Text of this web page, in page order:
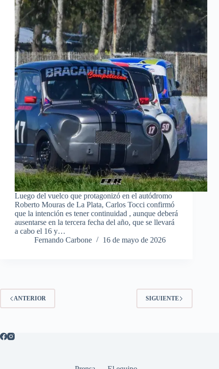
Luego del vuelco que protagonizó en el autódromo
Roberto Mouras de La Plata, Carlos Tocci confirmó
que la intención es tener continuidad , aunque deberá
ausentarse en la tercera fecha del año, que se llevará
a cabo el 16 y…
Fernando Carbone
16 de mayo de 2026
ANTERIOR SIGUIENTE